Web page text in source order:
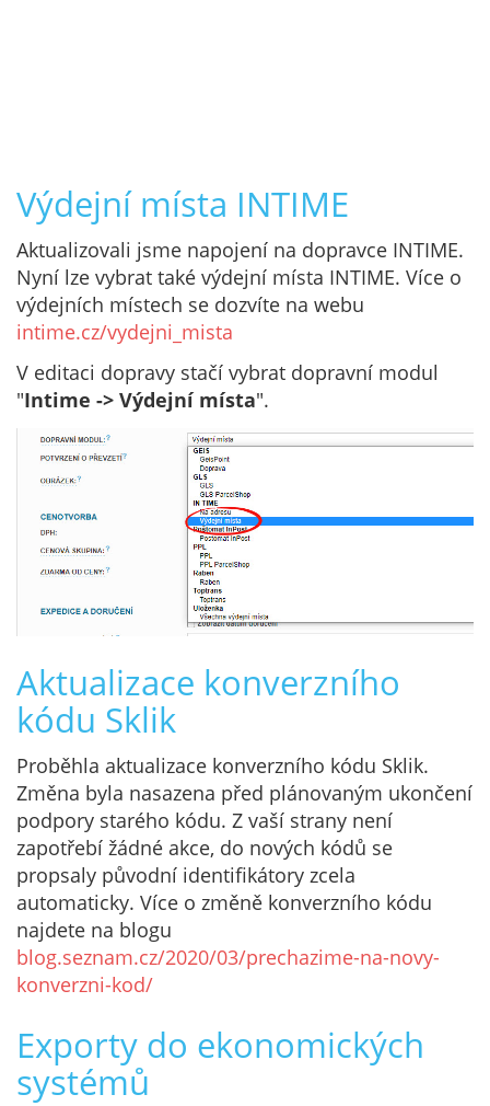
Výdejní místa INTIME
Aktualizovali jsme napojení na dopravce INTIME.
Nyní lze vybrat také výdejní místa INTIME. Více o
výdejních místech se dozvíte na webu
intime.cz/vydejni_mista
V editaci dopravy stačí vybrat dopravní modul
"Intime -> Výdejní místa".
Aktualizace konverzního
kódu Sklik
Proběhla aktualizace konverzního kódu Sklik.
Změna byla nasazena před plánovaným ukončení
podpory starého kódu. Z vaší strany není
zapotřebí žádné akce, do nových kódů se
propsaly původní identifikátory zcela
automaticky. Více o změně konverzního kódu
najdete na blogu
blog.seznam.cz/2020/03/prechazime-na-novy-
konverzni-kod/
Exporty do ekonomických
systémů